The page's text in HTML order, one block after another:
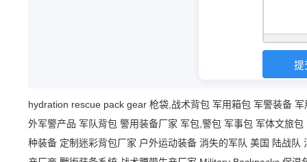
hydration rescue pack gear 枪袋,战术背包 军用箱包 军警装备 军
外军警产品 军队背包 警用装备厂家 军包,警包 军事包 军体文旅包
种装备 定制迷彩背包厂家 户外运动装备 消失的军队 美国 陆战队